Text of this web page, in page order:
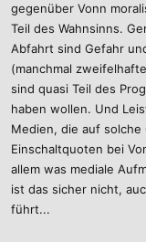
gegenüber Vonn
Teil des Wahnsinns.
Abfahrt sind Gefahr
(manchmal
sind quasi Teil des
haben wollen. Und
Medien, die auf solche
Einschaltquoten bei
allem was mediale
ist das sicher nicht,
führt...